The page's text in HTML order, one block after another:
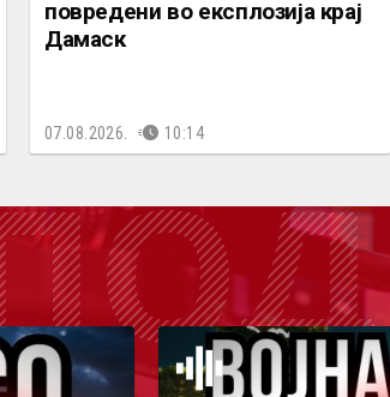
повредени во експлозија крај
Дамаск
07.08.2026. 10:14